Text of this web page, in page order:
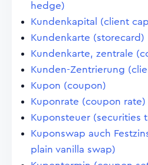
hedge)
Kundenkapital (client
Kundenkarte (storecard)
Kundenkarte, zentrale
Kunden-Zentrierung
Kupon (coupon)
Kuponrate (coupon rate)
Kuponsteuer (securities
Kuponswap auch
plain vanilla swap)